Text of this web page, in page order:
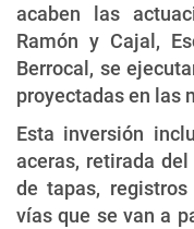
acaben las
Ramón y Cajal,
Berrocal, se
proyectadas en las
Esta inversión
aceras, retirada
de tapas,
vías que se van a